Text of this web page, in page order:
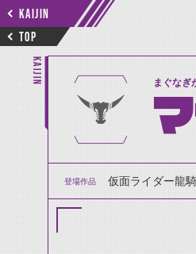
KAIJIN
TOP
KAIJIN まぐなぎ
登場作品 仮面ライダー龍騎